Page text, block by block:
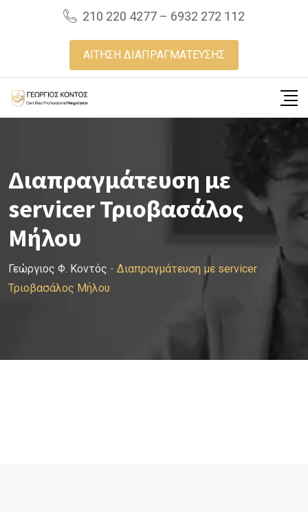
210 220 4277 – 6932 272 112
ΑΙΤΗΣΗ ΔΙΑΠΡΑΓΜΑΤΕΥΣΗΣ
Διαπραγμάτευση με
servicer Τριοβασάλος
Μήλου
Γεώργιος Φ. Κοντός - Διαπραγμάτευση με servicer
Τριοβασάλος Μήλου